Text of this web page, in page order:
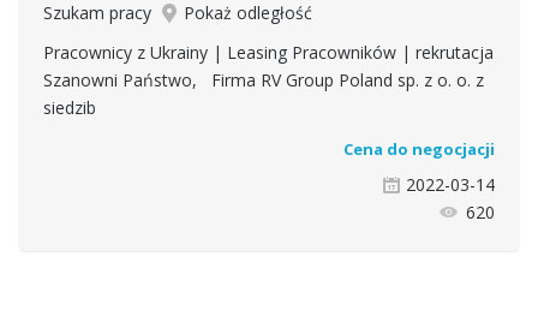
Szukam pracy
Pokaż odległość
Pracownicy z Ukrainy | Leasing Pracowników | rekrutacja
Szanowni Państwo, Firma RV Group Poland sp. z o. o. z
siedzib
Cena do negocjacji
2022-03-14
620